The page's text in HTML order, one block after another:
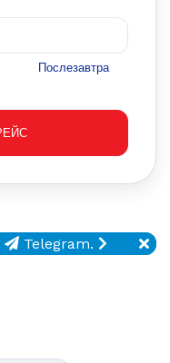
Послезавтра
Telegram.